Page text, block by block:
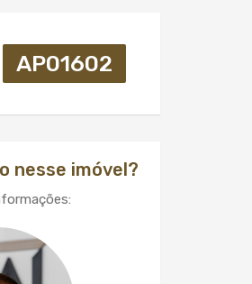
AP01602
nesse imóvel?